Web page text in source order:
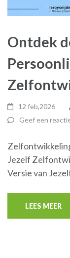
Ontdek
12 feb,2026
Geef een
Jezelf
Versie van
LEES MEER